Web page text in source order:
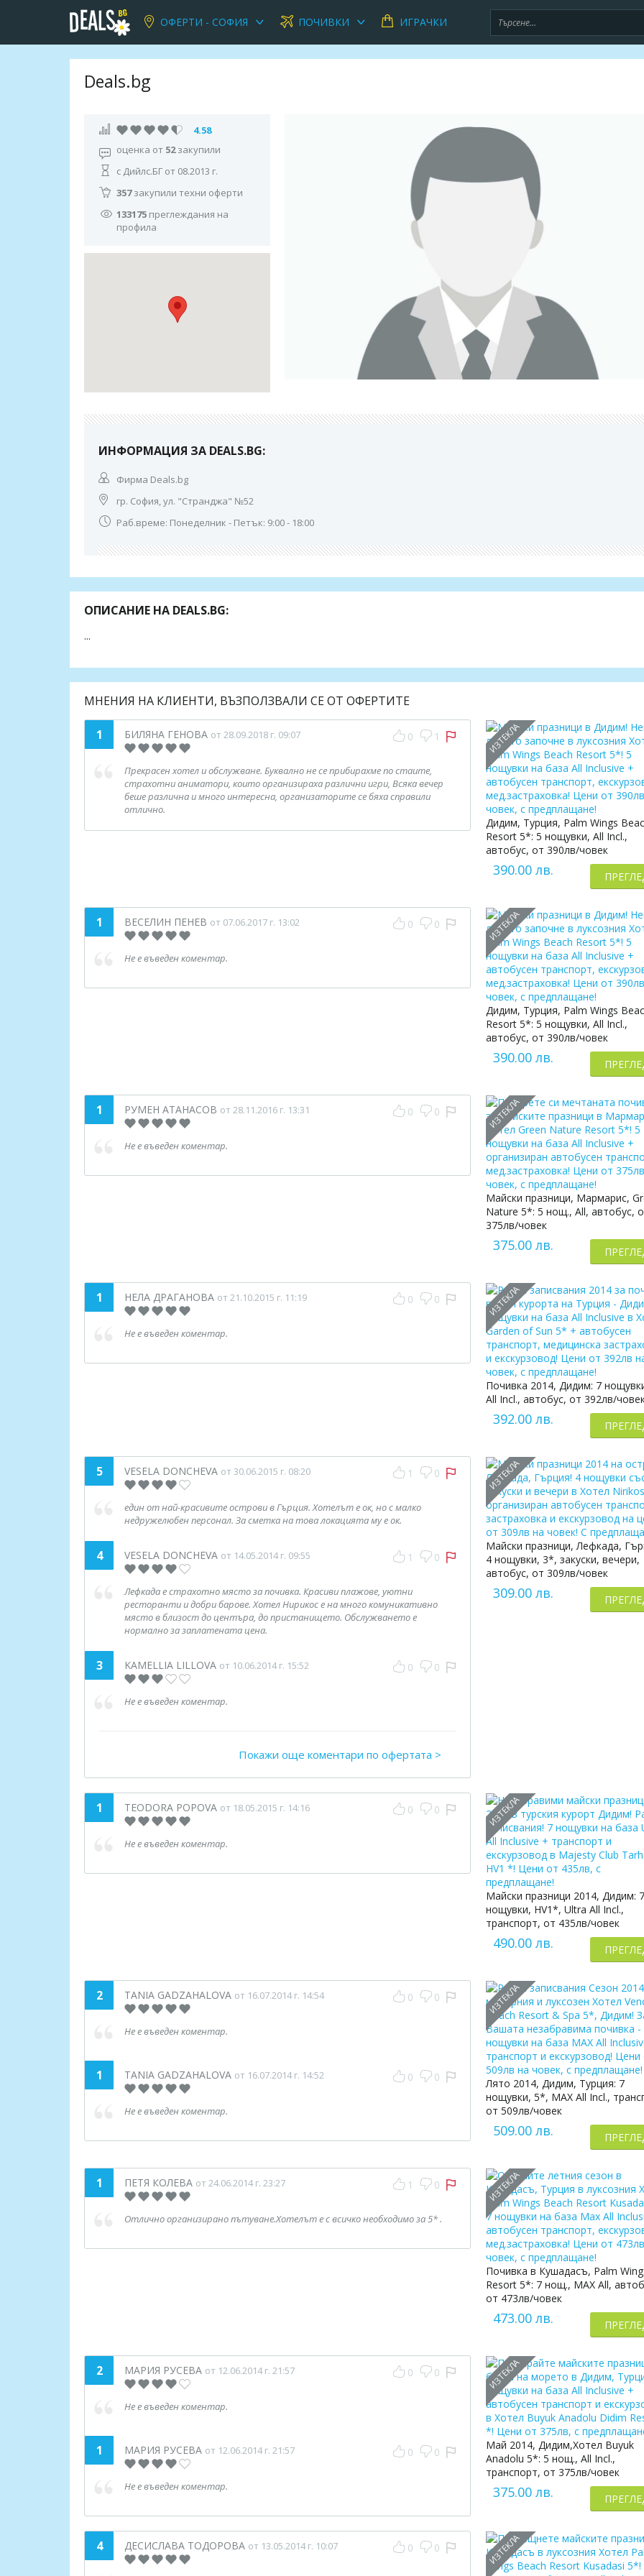
ОФЕРТИ - СОФИЯ ПОЧИВКИ ИГРАЧКИ
Deals.bg
4.58
оценка от 52закупили
с Дийлс.БГ от 08.2013 г.
357закупили техни оферти
133175 преглеждания на
профила
ИНФОРМАЦИЯ ЗА DEALS.BG:
Фирма Deals.bg
гр. София, ул. "Странджа" №52
Раб.време: Понеделник - Петък: 9:00 - 18:00
ОПИСАНИЕ НА DEALS.BG:
...
МНЕНИЯ НА КЛИЕНТИ, ВЪЗПОЛЗВАЛИ СЕ ОТ ОФЕРТИТЕ
1 БИЛЯНА ГЕНОВА от 28.09.2018 г. 09:07 0 1
Прекрасен хотел и обслужване. Буквално не се прибирахме по стаите,
страхотни аниматори, които организираха различни игри, Всяка вечер
беше различна и много интересна, организаторите се бяха справили
отлично.
ИЗТЕКЛА
Дидим, Турция, Palm Wings
Resort 5*: 5 нощувки, All Incl.,
автобус, от 390лв/човек
390.00 лв.
1 ВЕСЕЛИН ПЕНЕВ от 07.06.2017 г. 13:02 0 0
Не е въведен коментар.
ИЗТЕКЛА
Дидим, Турция, Palm Wings
Resort 5*: 5 нощувки, All Incl.,
автобус, от 390лв/човек
390.00 лв.
1 РУМЕН АТАНАСОВ от 28.11.2016 г. 13:31 0 0
Не е въведен коментар.
ИЗТЕКЛА
Майски празници, Мармарис,
Nature 5*: 5 нощ., All, автобус,
375лв/човек
375.00 лв.
1 НЕЛА ДРАГАНОВА от 21.10.2015 г. 11:19 0 0
Не е въведен коментар.
ИЗТЕКЛА
Почивка 2014, Дидим: 7
All Incl., автобус, от 392лв/
392.00 лв.
5 VESELA DONCHEVA от 30.06.2015 г. 08:20 1 0
един от най-красивите острови в Гърция. Хотелът е ок, но с малко
недружелюбен персонал. За сметка на това локацията му е ок.
4 VESELA DONCHEVA от 14.05.2014 г. 09:55 1 0
Лефкада е страхотно място за почивка. Красиви плажове, уютни
ресторанти и добри барове. Хотел Нирикос е на много комуникативно
място в близост до центъра, до пристанището. Обслужването е
нормално за заплатената цена.
3 KAMELLIA LILLOVA от 10.06.2014 г. 15:52 0 0
Не е въведен коментар.
Покажи още коментари по офертата >
ИЗТЕКЛА
Майски празници, Лефкада,
4 нощувки, 3*, закуски, вечери,
автобус, от 309лв/човек
309.00 лв.
1 TEODORA POPOVA от 18.05.2015 г. 14:16 0 0
Не е въведен коментар.
ИЗТЕКЛА
Майски празници 2014, Дидим:
нощувки, HV1*, Ultra All Incl.,
транспорт, от 435лв/човек
490.00 лв.
2 TANIA GADZAHALOVA от 16.07.2014 г. 14:54 0 0
Не е въведен коментар.
1 TANIA GADZAHALOVA от 16.07.2014 г. 14:52 0 0
Не е въведен коментар.
ИЗТЕКЛА
Лято 2014, Дидим, Турция: 7
нощувки, 5*, MAX All Incl.,
от 509лв/човек
509.00 лв.
1 ПЕТЯ КОЛЕВА от 24.06.2014 г. 23:27 1 0
Отлично организирано пътуване.Хотелът е с всичко необходимо за 5* .
ИЗТЕКЛА
Почивка в Кушадасъ, Palm
Resort 5*: 7 нощ., MAX All,
от 473лв/човек
473.00 лв.
2 МАРИЯ РУСЕВА от 12.06.2014 г. 21:57 0 0
Не е въведен коментар.
1 МАРИЯ РУСЕВА от 12.06.2014 г. 21:57 0 0
Не е въведен коментар.
ИЗТЕКЛА
Май 2014, Дидим,Хотел Buyuk
Anadolu 5*: 5 нощ., All Incl.,
транспорт, от 375лв/човек
375.00 лв.
4 ДЕСИСЛАВА ТОДОРОВА от 13.05.2014 г. 10:07 0 0 ИЗТЕКЛА